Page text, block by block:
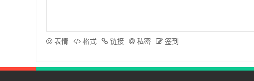
表情 格式 链接 私密 签到